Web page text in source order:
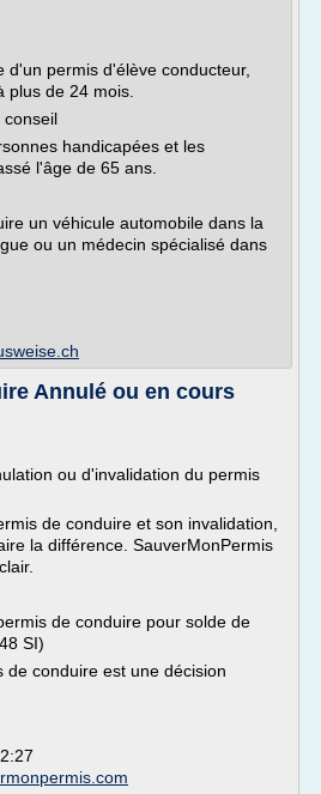
d'un permis d'élève conducteur,
plus de 24 mois.
conseil
handicapées et les
l'âge de 65 ans.
un véhicule automobile dans la
ou un médecin spécialisé dans
Annulé ou en cours
ou d'invalidation du permis
de conduire et son invalidation,
la différence. SauverMonPermis
de conduire pour solde de
SI)
de conduire est une décision